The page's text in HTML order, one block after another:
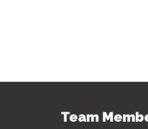
Team